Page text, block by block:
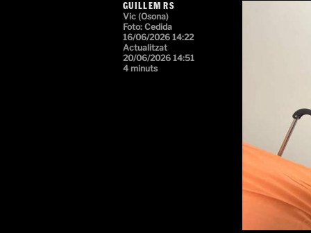
GUILLEM RS
Vic (Osona)
Foto: Cedida
16/06/2026 14:22
Actualitzat
20/06/2026 14:51
4 minuts